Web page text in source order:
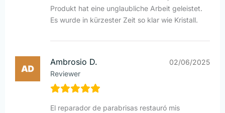
Produkt hat eine unglaubliche Arbeit geleistet.
Es wurde in kürzester Zeit so klar wie Kristall.
Ambrosio D.
Reviewer
02/06/2025
El reparador de parabrisas restauró mis